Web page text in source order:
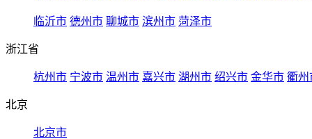
临沂市 德州市 聊城市 滨州市 菏泽市
浙江省
杭州市 宁波市 温州市 嘉兴市 湖州市 绍兴市 金华市 衢州
北京
北京市